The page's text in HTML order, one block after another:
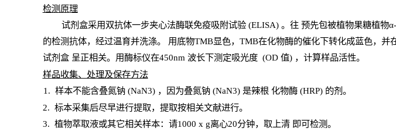
检测原理
试剂盒采用双抗体一步夹心法酶联免疫吸附试验(ELISA) 。往 预先包被植物果糖植物
的检测抗体，经过温育并洗涤。 用底物TMB显色， TMB在化物酶的催化下转化成蓝色，并
试剂盒呈正相关。用酶标仪在450nm 波长下测定吸光度 (OD 值) ，计算样品活性。
样品收集、处理及保存方法
1 . 样本不能含叠氮钠(NaN3) ，因为叠氮钠 (NaN3) 是辣根 化物酶(HRP) 的剂。
2. 标本采集后尽早进行提取，提取按相关文献进行。
3. 植物萃取液或其它相关样本：请1000 x g离心20分钟，取上清 即可检测。